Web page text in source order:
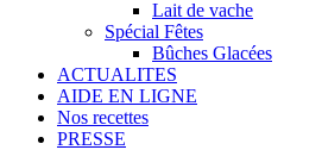
Lait de vache
Spécial Fêtes
Bûches Glacées
ACTUALITES
AIDE EN LIGNE
Nos recettes
PRESSE